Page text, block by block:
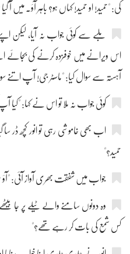
کی: "حمید! او حمید! کہاں ہو؟ باہر آؤ۔ میں آ
ملبے سے کوئی جواب نہ آیا، لیکن
اس ویرانے میں خوفزدہ کرنے کی بجائے
آہستہ سے سوال کیا: "ماسٹر جی! آپ اتنے
کوئی جواب نہ ملا تو اس نے کہا: "کیا
اب بھی خاموشی رہی تو انور کچھ ڈر سا
حمید؟"
جواب میں شفقت بھری آواز آئی:
وہ دونوں سامنے والے ٹیلے پر جا
کس شمع کی بات کر رہے تھے؟"